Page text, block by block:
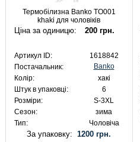
Термобілизна Banko TO001
khaki для чоловіків
Ціна за одиницю: 200 грн.
Артикул ID:
1618842
Постачальник:
Banko
Колір:
хакі
Штук в упаковці:
6
Розміри:
S-3XL
Сезон:
зима
Тип:
Чоловіча
За упаковку:1200 грн.